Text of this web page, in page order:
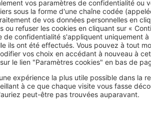
verts au Pyanet
àun réseau d’établissements
peuvent fréquenter l’école maternelle
ou l’école primaire Excelsior.
Rivière et le lycée Agricampus sont
d’Hyères.